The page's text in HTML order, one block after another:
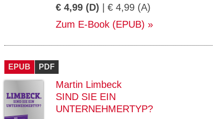
€ 4,99 (D) | € 4,99 (A)
Zum E-Book (EPUB)
EPUB PDF
Martin Limbeck
SIND SIE EIN
UNTERNEHMERTYP?